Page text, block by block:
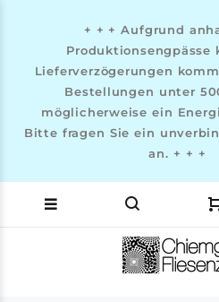
+ + + Aufgrund
Produktionsengpässe
Lieferverzögerungen
Bestellungen unter
möglicherweise ein
Bitte fragen Sie ein
an. + + +